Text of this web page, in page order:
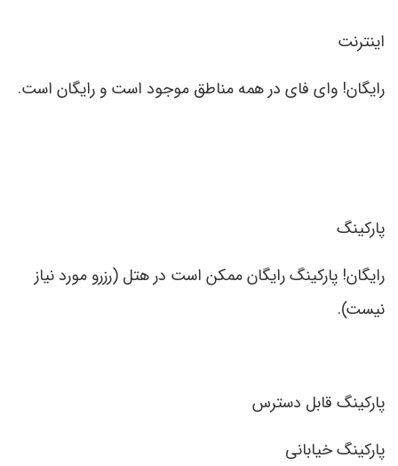
اینترنت
رایگان! وای فای در همه مناطق موجود است و رایگان است.
پارکینگ
رایگان! پارکینگ رایگان ممکن است در هتل (رزرو مورد نیاز
نیست).
پارکینگ قابل دسترس
پارکینگ خیابانی